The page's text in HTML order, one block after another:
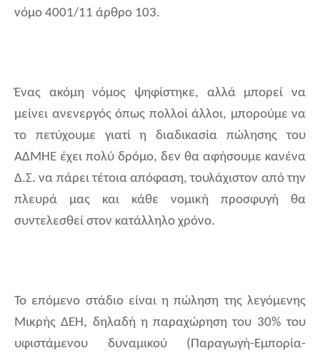
νόμο 4001/11 άρθρο 103.
Ένας ακόμη νόμος ψηφίστηκε, αλλά μπορεί να
μείνει ανενεργός όπως πολλοί άλλοι, μπορούμε να
το πετύχουμε γιατί η διαδικασία πώλησης του
ΑΔΜΗΕ έχει πολύ δρόμο, δεν θα αφήσουμε κανένα
Δ.Σ. να πάρει τέτοια απόφαση, τουλάχιστον από την
πλευρά μας και κάθε νομική προσφυγή θα
συντελεσθεί στον κατάλληλο χρόνο.
Το επόμενο στάδιο είναι η πώληση της λεγόμενης
Μικρής ΔΕΗ, δηλαδή η παραχώρηση του 30% του
υφιστάμενου δυναμικού (Παραγωγή-Εμπορία-